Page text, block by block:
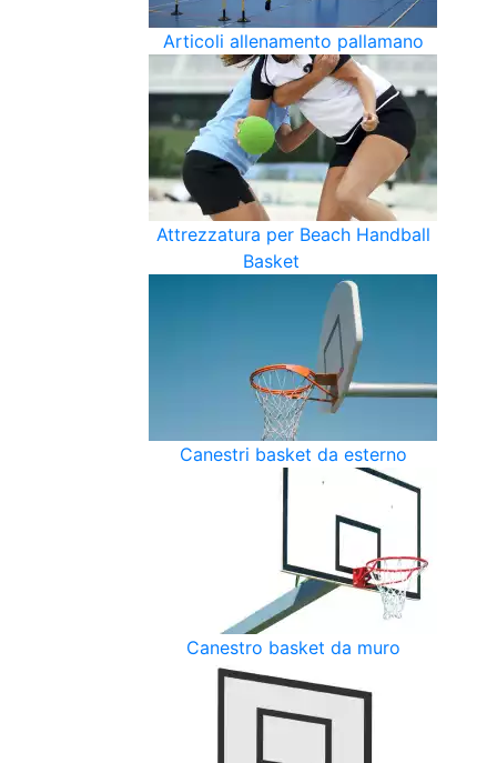
Articoli allenamento pallamano
Attrezzatura per Beach Handball
Basket
Canestri basket da esterno
Canestro basket da muro